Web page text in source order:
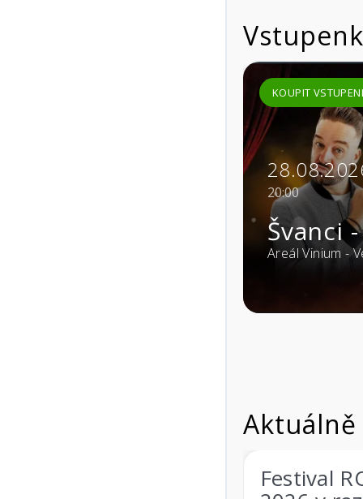
KOUPIT
15:00
Areál Vinium -
Aktuálně
ROCK